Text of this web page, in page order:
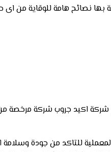
نصائح هامة للوقاية من
اكيد جروب شركة مرخصة من
للتاكد من جودة